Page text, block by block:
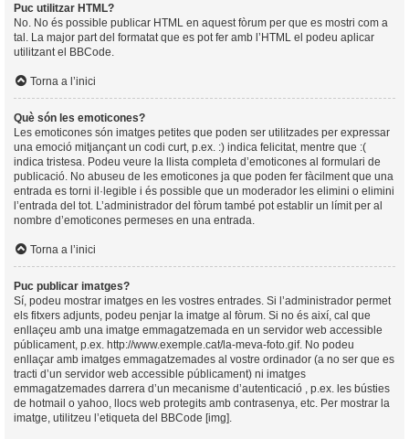
Puc utilitzar HTML?
No. No és possible publicar HTML en aquest fòrum per que es mostri com a
tal. La major part del formatat que es pot fer amb l’HTML el podeu aplicar
utilitzant el BBCode.
Torna a l’inici
Què són les emoticones?
Les emoticones són imatges petites que poden ser utilitzades per expressar
una emoció mitjançant un codi curt, p.ex. :) indica felicitat, mentre que :(
indica tristesa. Podeu veure la llista completa d’emoticones al formulari de
publicació. No abuseu de les emoticones ja que poden fer fàcilment que una
entrada es torni il·legible i és possible que un moderador les elimini o elimini
l’entrada del tot. L’administrador del fòrum també pot establir un límit per al
nombre d’emoticones permeses en una entrada.
Torna a l’inici
Puc publicar imatges?
Sí, podeu mostrar imatges en les vostres entrades. Si l’administrador permet
els fitxers adjunts, podeu penjar la imatge al fòrum. Si no és així, cal que
enllaçeu amb una imatge emmagatzemada en un servidor web accessible
públicament, p.ex. http://www.exemple.cat/la-meva-foto.gif. No podeu
enllaçar amb imatges emmagatzemades al vostre ordinador (a no ser que es
tracti d’un servidor web accessible públicament) ni imatges
emmagatzemades darrera d’un mecanisme d’autenticació , p.ex. les bústies
de hotmail o yahoo, llocs web protegits amb contrasenya, etc. Per mostrar la
imatge, utilitzeu l’etiqueta del BBCode [img].